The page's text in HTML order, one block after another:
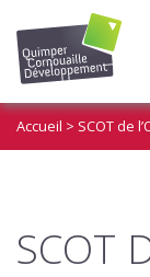
Accueil > SCOT de
SCOT